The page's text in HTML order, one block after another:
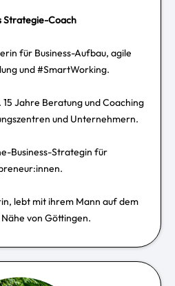
Strategie-Coach
für Business-Aufbau, agile
und #SmartWorking.
Jahre Beratung und Coaching
und Unternehmern.
Business-Strategin für
lebt mit ihrem Mann auf dem
von Göttingen.